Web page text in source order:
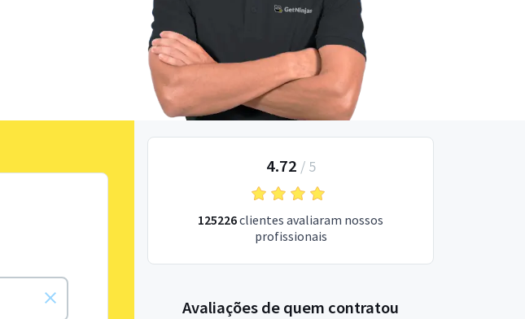
4.72 / 5
125226clientes avaliaram nossos
profissionais
Avaliações de quem contratou